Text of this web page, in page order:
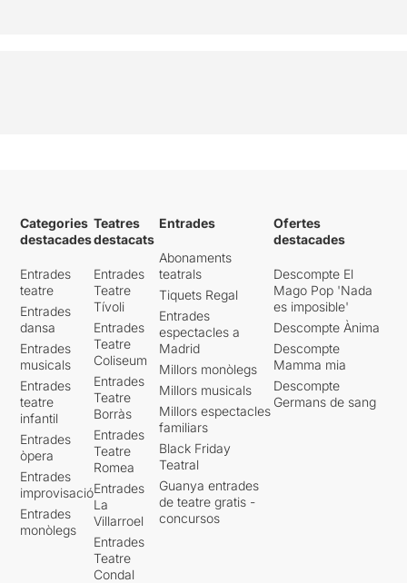
Categories
destacades
Entrades
teatre
Entrades
dansa
Entrades
musicals
Entrades
teatre
infantil
Entrades
òpera
Entrades
improvisació
Entrades
monòlegs
Teatres
destacats
Entrades
Teatre
Tívoli
Entrades
Teatre
Coliseum
Entrades
Teatre
Borràs
Entrades
Teatre
Romea
Entrades
La
Villarroel
Entrades
Teatre
Condal
Entrades
Abonaments
teatrals
Tiquets Regal
Entrades
espectacles a
Madrid
Millors monòlegs
Millors musicals
Millors espectacles
familiars
Black Friday
Teatral
Guanya entrades
de teatre gratis -
concursos
Ofertes
destacades
Descompte El
Mago Pop 'Nada
es imposible'
Descompte Ànima
Descompte
Mamma mia
Descompte
Germans de sang